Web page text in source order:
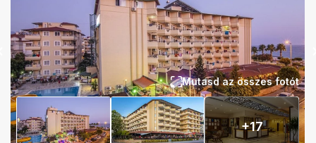
Mutasd az összes fotót
+17